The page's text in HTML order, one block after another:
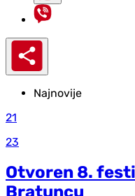
Najnovije
21
23
Otvoren 8.
Bratuncu